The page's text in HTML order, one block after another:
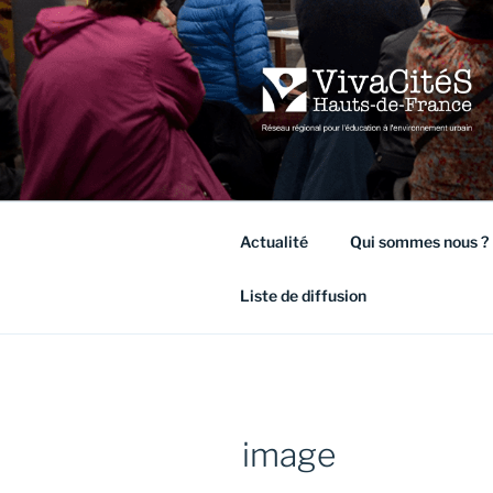
Aller
au
contenu
principal
Réseau régional pour
Actualité Qui sommes nous ?
Liste de diffusion
image